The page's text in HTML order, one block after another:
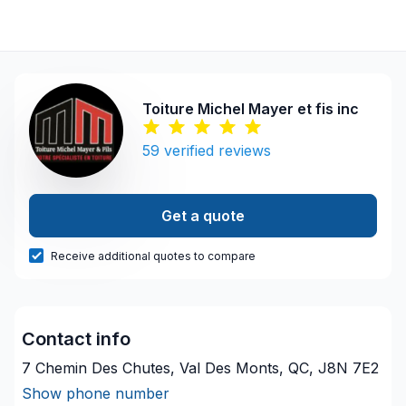
Toiture Michel Mayer et fis inc
59 verified reviews
Get a quote
Receive additional quotes to compare
Contact info
7 Chemin Des Chutes, Val Des Monts, QC, J8N 7E2
Show phone number